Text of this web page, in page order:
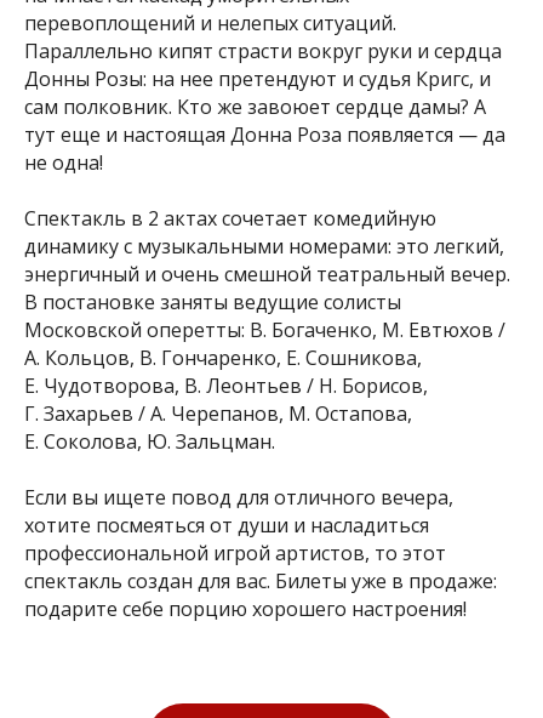
перевоплощений и нелепых ситуаций.
Параллельно кипят страсти вокруг руки и сердца
Донны Розы: на нее претендуют и судья Кригс, и
сам полковник. Кто же завоюет сердце дамы? А
тут еще и настоящая Донна Роза появляется — да
не одна!
Спектакль в 2 актах сочетает комедийную
динамику с музыкальными номерами: это легкий,
энергичный и очень смешной театральный вечер.
В постановке заняты ведущие солисты
Московской оперетты: В. Богаченко, М. Евтюхов /
А. Кольцов, В. Гончаренко, Е. Сошникова,
Е. Чудотворова, В. Леонтьев / Н. Борисов,
Г. Захарьев / А. Черепанов, М. Остапова,
Е. Соколова, Ю. Зальцман.
Если вы ищете повод для отличного вечера,
хотите посмеяться от души и насладиться
профессиональной игрой артистов, то этот
спектакль создан для вас. Билеты уже в продаже:
подарите себе порцию хорошего настроения!